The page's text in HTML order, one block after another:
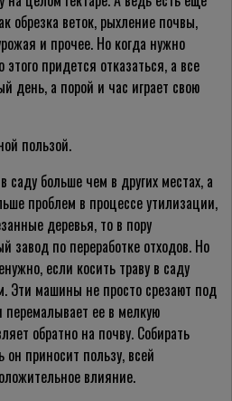
обрезка веток, рыхление почвы,
и прочее. Но когда нужно
этого придется отказаться, а все
день, а порой и час играет свою
пользой.
больше чем в других местах, а
проблем в процессе утилизации,
деревья, то в пору
завод по переработке отходов. Но
если косить траву в саду
Эти машины не просто срезают под
ее в мелкую
обратно на почву. Собирать
приносит пользу, всей
влияние.